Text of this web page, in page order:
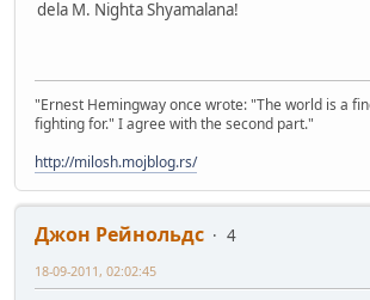
dela M. Nighta Shyamalana!
"Ernest Hemingway once wrote: "The world is a
fighting for." I agree with the second part."
http://milosh.mojblog.rs/
Джон Рейнольдс
4
18-09-2011, 02:02:45